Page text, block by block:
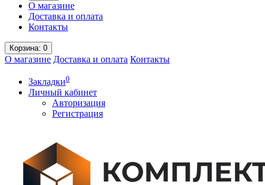
О магазине
Доставка и оплата
Контакты
Корзина: 0
О магазине Доставка и оплата Контакты
Закладки0
Личный кабинет
Авторизация
Регистрация